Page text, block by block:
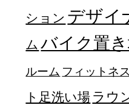
ション デザイ
ム バイク置
ルーム フィットネス
ト足洗い場 ラウ